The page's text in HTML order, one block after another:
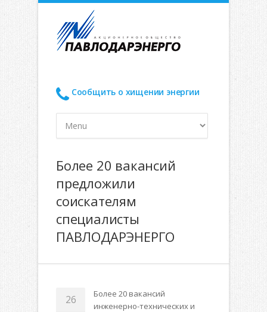
Сообщить о хищении энергии
Более 20 вакансий
предложили
соискателям
специалисты
ПАВЛОДАРЭНЕРГО
26
Более 20 вакансий
инженерно-технических и